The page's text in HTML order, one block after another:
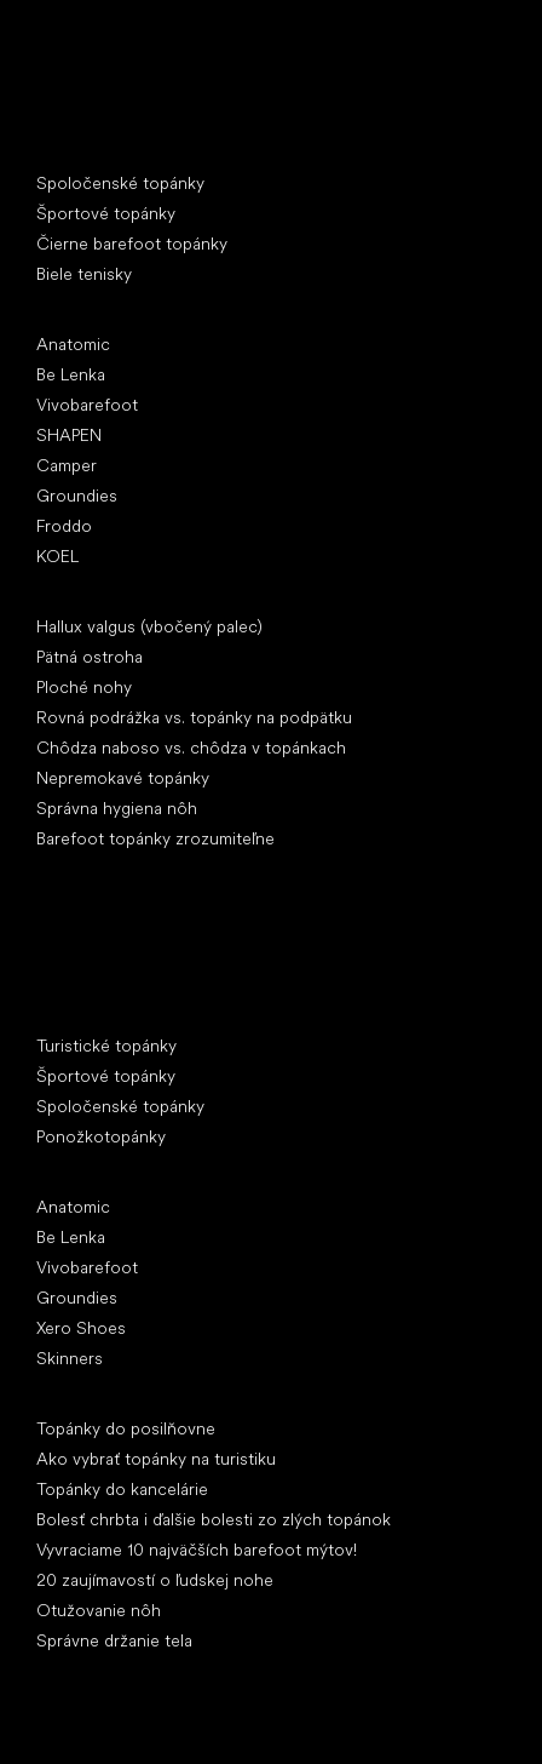
Spoločenské topánky
Športové topánky
Čierne barefoot topánky
Biele tenisky
Anatomic
Be Lenka
Vivobarefoot
SHAPEN
Camper
Groundies
Froddo
KOEL
Hallux valgus (vbočený palec)
Pätná ostroha
Ploché nohy
Rovná podrážka vs. topánky na podpätku
Chôdza naboso vs. chôdza v topánkach
Nepremokavé topánky
Správna hygiena nôh
Barefoot topánky zrozumiteľne
Turistické topánky
Športové topánky
Spoločenské topánky
Ponožkotopánky
Anatomic
Be Lenka
Vivobarefoot
Groundies
Xero Shoes
Skinners
Topánky do posilňovne
Ako vybrať topánky na turistiku
Topánky do kancelárie
Bolesť chrbta i ďalšie bolesti zo zlých topánok
Vyvraciame 10 najväčších barefoot mýtov!
20 zaujímavostí o ľudskej nohe
Otužovanie nôh
Správne držanie tela